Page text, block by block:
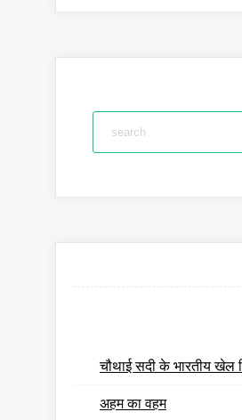
चौथाई सदी के भारतीय खेल
अहम का वहम